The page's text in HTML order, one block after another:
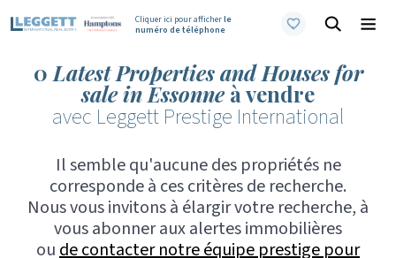
Cliquer ici pour afficherle
numéro de téléphone
0 Latest Properties and Houses for
sale in Essonneà vendre
avec Leggett Prestige International
Il semble qu'aucune des propriétés ne
corresponde à ces critères de recherche.
Nous vous invitons à élargir votre recherche, à
vous abonner aux alertes immobilières
oude contacter notre équipe prestige pour